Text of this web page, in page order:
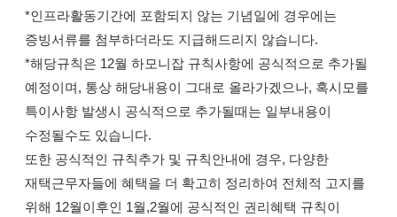
*인프라활동기간에 포함되지 않는 기념일에 경우에는
증빙서류를 첨부하더라도 지급해드리지 않습니다.
*해당규칙은 12월 하모니잡 규칙사항에 공식적으로 추가될
예정이며, 통상 해당내용이 그대로 올라가겠으나, 혹시모를
특이사항 발생시 공식적으로 추가될때는 일부내용이
수정될수도 있습니다.
또한 공식적인 규칙추가 및 규칙안내에 경우, 다양한
재택근무자들에 혜택을 더 확고히 정리하여 전체적 고지를
위해 12월이후인 1월,2월에 공식적인 권리혜택 규칙이